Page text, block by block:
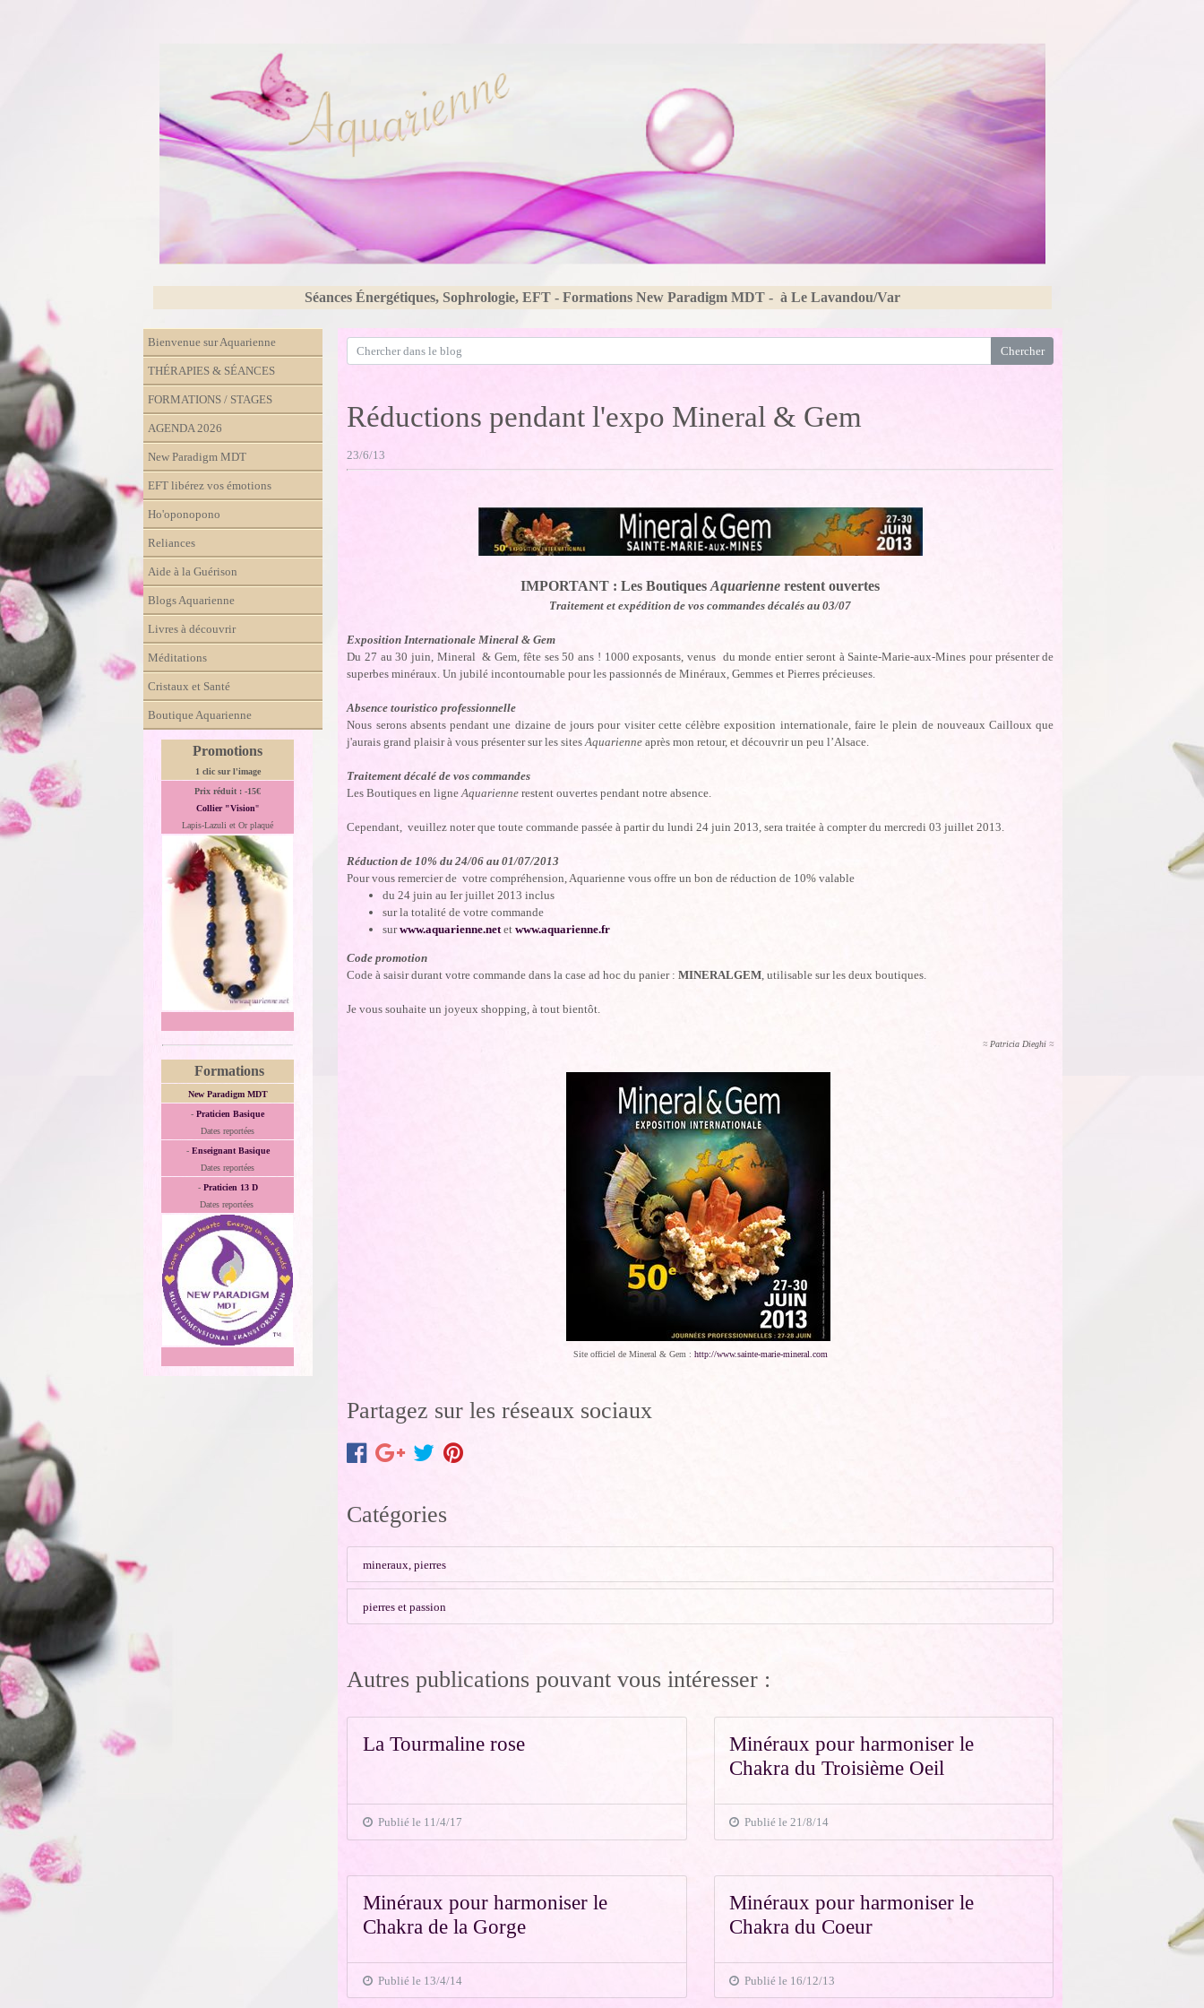
Séances Énergétiques, Sophrologie, EFT - Formations New Paradigm MDT - à Le Lavandou/Var
Bienvenue sur Aquarienne
THÉRAPIES & SÉANCES
FORMATIONS / STAGES
AGENDA 2026
New Paradigm MDT
EFT libérez vos émotions
Ho'oponopono
Reliances
Aide à la Guérison
Blogs Aquarienne
Livres à découvrir
Méditations
Cristaux et Santé
Boutique Aquarienne
Promotions
1 clic sur l'image
Prix réduit : -15€
Collier "Vision"
Lapis-Lazuli et Or plaqué
Formations
New Paradigm MDT
-Praticien Basique
Dates reportées
- Enseignant Basique
Dates reportées
- Praticien 13 D
Dates reportées
Réductions pendant l'expo Mineral & Gem
23/6/13
IMPORTANT : Les BoutiquesAquarienne restent ouvertes
Traitement et expédition de vos commandes décalés au 03/07
Exposition Internationale Mineral & Gem
Du 27 au 30 juin, Mineral & Gem, fête ses 50 ans ! 1000 exposants, venus du monde entier seront à Sainte-Marie-aux-Mines pour présenter de
superbes minéraux. Un jubilé incontournable pour les passionnés de Minéraux, Gemmes et Pierres précieuses.
Absence touristico professionnelle
Nous serons absents pendant une dizaine de jours pour visiter cette célèbre exposition internationale, faire le plein de nouveaux Cailloux que
j'aurais grand plaisir à vous présenter sur les sitesAquarienne après mon retour, et découvrir un peu l’Alsace.
Traitement décalé de vos commandes
Les Boutiques en ligneAquarienne restent ouvertes pendant notre absence.
Cependant, veuillez noter que toute commande passée à partir du lundi 24 juin 2013, sera traitée à compter du mercredi 03 juillet 2013.
Réduction de 10% du 24/06 au 01/07/2013
Pour vous remercier de votre compréhension, Aquarienne vous offre un bon de réduction de 10% valable
du 24 juin au Ier juillet 2013 inclus
sur la totalité de votre commande
surwww.aquarienne.net etwww.aquarienne.fr
Code promotion
Code à saisir durant votre commande dans la case ad hoc du panier :MINERALGEM , utilisable sur les deux boutiques.
Je vous souhaite un joyeux shopping, à tout bientôt.
≈ Patricia Dieghi ≈
Site officiel de Mineral & Gem : http://www.sainte-marie-mineral.com
Partagez sur les réseaux sociaux
Catégories
mineraux, pierres
pierres et passion
Autres publications pouvant vous intéresser :
La Tourmaline rose
Publié le 11/4/17
Minéraux pour harmoniser le
Chakra du Troisième Oeil
Publié le 21/8/14
Minéraux pour harmoniser le
Chakra de la Gorge
Publié le 13/4/14
Minéraux pour harmoniser le
Chakra du Coeur
Publié le 16/12/13